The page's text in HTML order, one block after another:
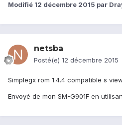
Modifié 12 décembre 2015 par
netsba
Posté(e) 12 décembre 2015
Simplegx rom 1.4.4 compatible s
Envoyé de mon SM-G901F en